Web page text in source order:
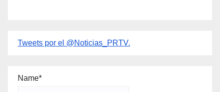
Tweets por el @Noticias_PRTV.
Name*